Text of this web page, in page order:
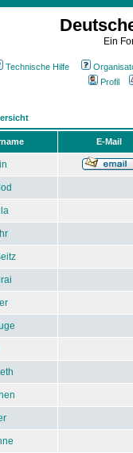
Ein
Technische Hilfe
Profil
E-Mail